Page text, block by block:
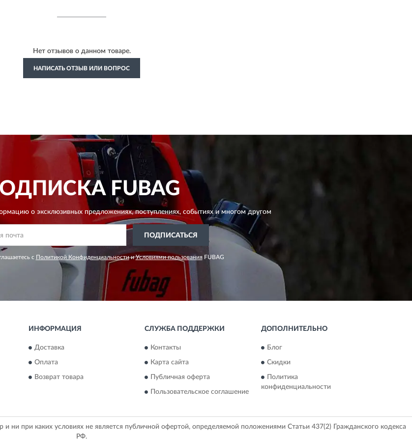
Нет отзывов о данном товаре.
НАПИСАТЬ ОТЗЫВ ИЛИ ВОПРОС
FUBAG
о эксклюзивных предложениях,поступлениях, событиях и многом другом
ПОДПИСАТЬСЯ
с Политикой Конфиденциальности иУсловиями пользованияFUBAG
ИНФОРМАЦИЯ
Доставка
Оплата
Возврат товара
СЛУЖБА ПОДДЕРЖКИ
Контакты
Карта сайта
Публичная оферта
Пользовательское соглашение
ДОПОЛНИТЕЛЬНО
Блог
Скидки
Политика
конфиденциальности
ни при каких условиях не является публичной офертой, определяемой положениями Статьи 437(2) Гражданского кодекса
РФ.